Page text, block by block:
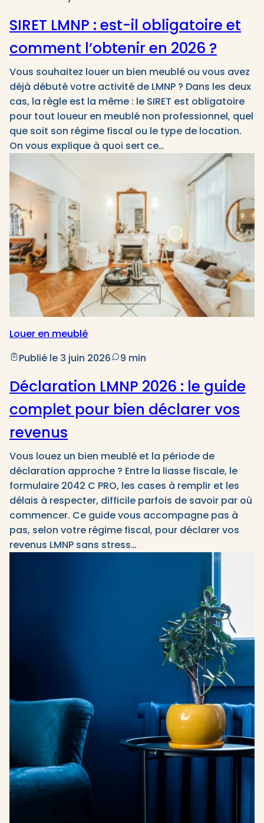
SIRET LMNP : est-il obligatoire et
comment l’obtenir en 2026 ?
Vous souhaitez louer un bien meublé ou vous avez
déjà débuté votre activité de LMNP ? Dans les deux
cas, la règle est la même : le SIRET est obligatoire
pour tout loueur en meublé non professionnel, quel
que soit son régime fiscal ou le type de location.
On vous explique à quoi sert ce…
Louer en meublé
Publié le 3 juin 2026
9 min
Déclaration LMNP 2026 : le guide
complet pour bien déclarer vos
revenus
Vous louez un bien meublé et la période de
déclaration approche ? Entre la liasse fiscale, le
formulaire 2042 C PRO, les cases à remplir et les
délais à respecter, difficile parfois de savoir par où
commencer. Ce guide vous accompagne pas à
pas, selon votre régime fiscal, pour déclarer vos
revenus LMNP sans stress…